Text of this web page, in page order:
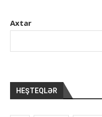
Axtar
HEŞTEQLƏR